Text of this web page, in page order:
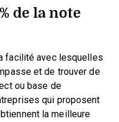
de la note
facilité avec lesquelles
et de trouver de
ou base de
qui proposent
la meilleure